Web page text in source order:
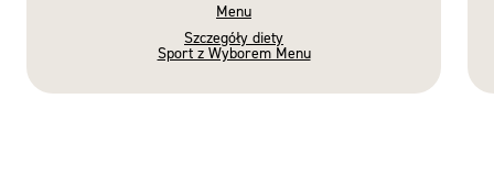
Menu
Szczegóły diety
Sport z Wyborem Menu